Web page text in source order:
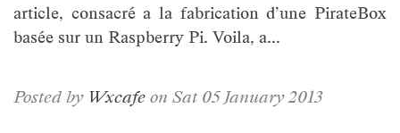
article, consacré a la fabrication d’une PirateBox
basée sur un Raspberry Pi. Voila, a...
Posted by Wxcafe on Sat 05 January 2013